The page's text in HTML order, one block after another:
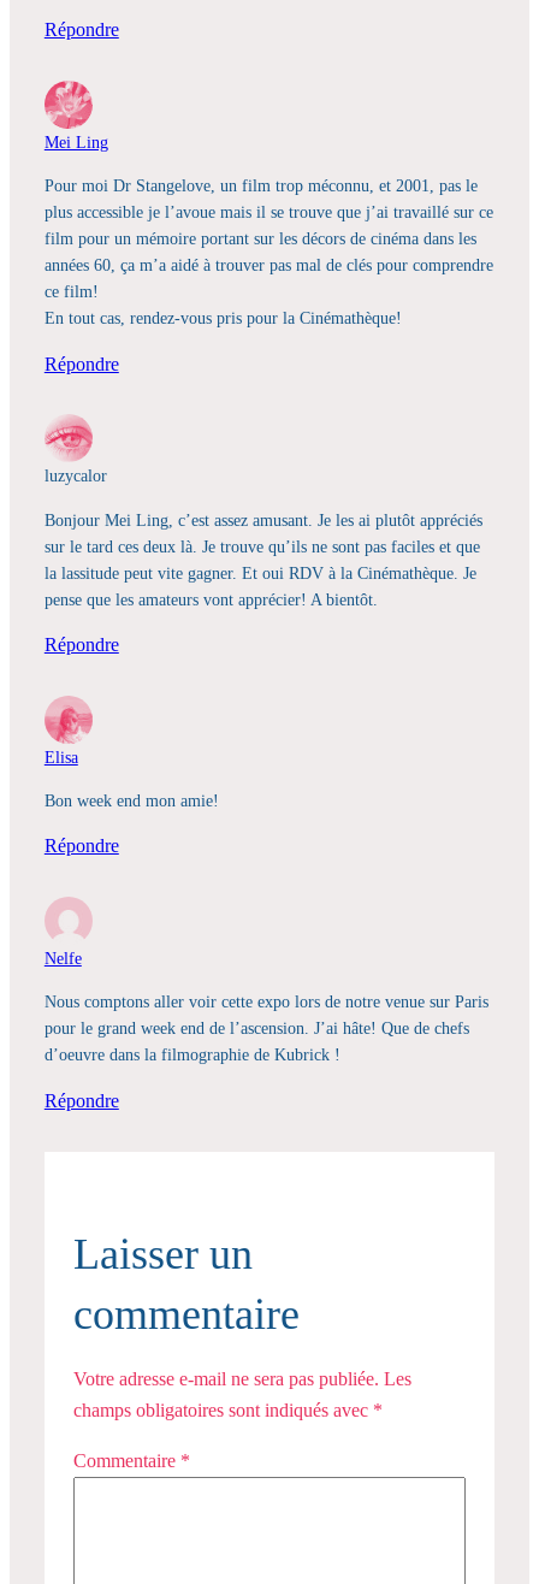
Répondre
Mei Ling
Pour moi Dr Stangelove, un film trop méconnu, et 2001, pas le
plus accessible je l’avoue mais il se trouve que j’ai travaillé sur ce
film pour un mémoire portant sur les décors de cinéma dans les
années 60, ça m’a aidé à trouver pas mal de clés pour comprendre
ce film!
En tout cas, rendez-vous pris pour la Cinémathèque!
Répondre
luzycalor
Bonjour Mei Ling, c’est assez amusant. Je les ai plutôt appréciés
sur le tard ces deux là. Je trouve qu’ils ne sont pas faciles et que
la lassitude peut vite gagner. Et oui RDV à la Cinémathèque. Je
pense que les amateurs vont apprécier! A bientôt.
Répondre
Elisa
Bon week end mon amie!
Répondre
Nelfe
Nous comptons aller voir cette expo lors de notre venue sur Paris
pour le grand week end de l’ascension. J’ai hâte! Que de chefs
d’oeuvre dans la filmographie de Kubrick !
Répondre
Laisser un
commentaire
Votre adresse e-mail ne sera pas publiée. Les
champs obligatoires sont indiqués avec *
Commentaire *